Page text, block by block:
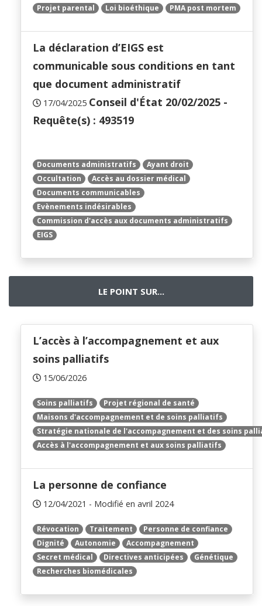
Projet parental
Loi bioéthique PMA post mortem
La déclaration d’EIGS est
communicable sous conditions en tant
que document administratif
17/04/2025 Conseil d'État 20/02/2025 -
Requête(s) : 493519
Documents administratifs
Ayant droit
Occultation
Accès au dossier médical
Documents communicables
Evènements indésirables
Commission d'accès aux documents administratifs
EIGS
LE POINT SUR...
L’accès à l’accompagnement et aux
soins palliatifs
15/06/2026
Soins palliatifs
Projet régional de santé
Maisons d'accompagnement et de soins palliatifs
Stratégie nationale de l'accompagnement et des soins
Accès à l'accompagnement et aux soins palliatifs
La personne de confiance
12/04/2021 - Modifié en avril 2024
Révocation Traitement
Personne de confiance
Dignité
Autonomie
Accompagnement
Secret médical
Directives anticipées
Génétique
Recherches biomédicales